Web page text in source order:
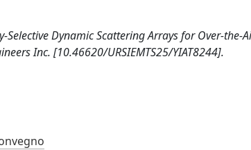
Selective Dynamic Scattering Arrays for Over-the-
Inc. [10.46620/URSIEMTS25/YIAT8244].